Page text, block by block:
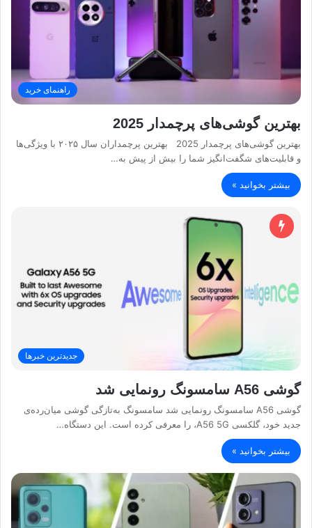
راهنمای خرید
بهترین گوشی‌های پرچمدار 2025
بهترین گوشی‌های پرچمدار 2025 بهترین پرچمداران سال ۲۰۲۵ با ویژگی‌ها
و قابلیت‌های شگفت‌انگیز شما را بیش از پیش به…
بیشتر بخوانید »
جدیدترین خبرها
گوشی A56 سامسونگ رونمایی شد
گوشی A56 سامسونگ رونمایی شد سامسونگ به‌تازگی گوشی میان‌رده‌ی
جدید خود، گلکسی A56 5G، را معرفی کرده است. این دستگاه…
بیشتر بخوانید »